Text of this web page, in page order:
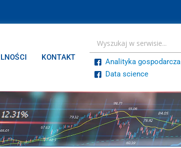
KONTAKT
Analityka gospodarcza
Data science